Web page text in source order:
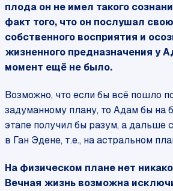
плода он не имел такого
факт того, что он послушал
собственного восприятия и
жизненного предназначения у
момент ещё не было.
Возможно, что если бы всё пошло
задуманному плану, то Адам бы на
этапе получил бы разум, а дальше
в Ган Эдене, т.е., на астральном
На физическом плане нет
Вечная жизнь возможна